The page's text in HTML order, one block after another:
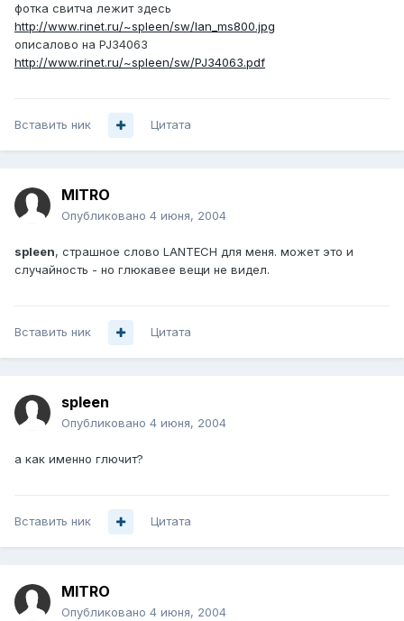
фотка свитча лежит здесь
http://www.rinet.ru/~spleen/sw/lan_ms800.jpg
описалово на PJ34063
http://www.rinet.ru/~spleen/sw/PJ34063.pdf
Вставить ник Цитата
MITRO
Опубликовано 4 июня, 2004
spleen, страшное слово LANTECH для меня. может это и
случайность - но глюкавее вещи не видел.
Вставить ник Цитата
spleen
Опубликовано 4 июня, 2004
а как именно глючит?
Вставить ник Цитата
MITRO
Опубликовано 4 июня, 2004